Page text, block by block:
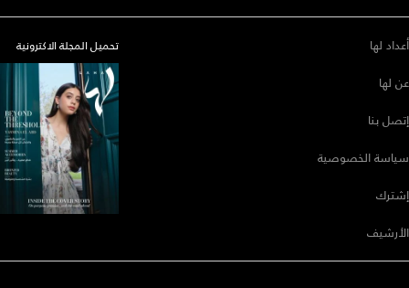
أعداد لها
عن لها
إتصل بنا
سياسة الخصوصية
إشترك
الأرشيف
تحميل المجلة الاكترونية